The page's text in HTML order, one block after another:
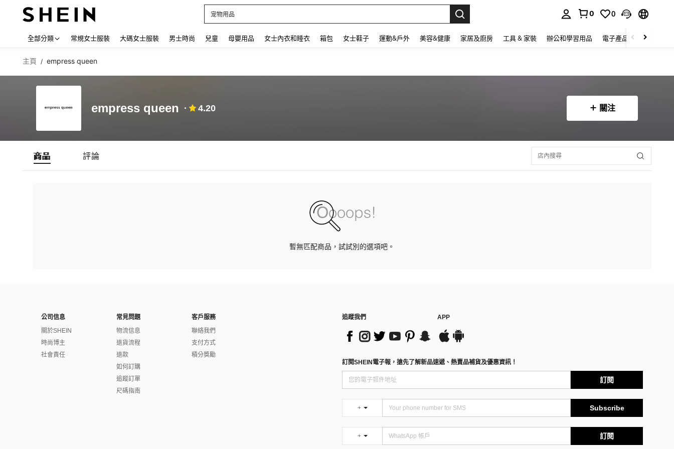
宠物用品
0 0
全部分類 常規女士服裝 大碼女士服裝 男士時尚 兒童 母嬰用品 女士內衣和睡衣 箱包 女士鞋子 運動&戶外 美容&健康 家居及廚房 工具 & 家裝 辦公和學習用品 電子產品 玩具
主頁 / empress queen
empress queen 4.20 關注
商品 評論
暫無匹配商品，試試別的選項吧。
公司信息
關於SHEIN
時尚博主
社會責任
常見問題
物流信息
退貨流程
退款
如何訂購
追蹤訂單
尺碼指南
客戶服務
聯絡我們
支付方式
積分獎勵
追蹤我們 APP
訂閱SHEIN電子報，搶先了解新品速遞、熱賣品補貨及優惠資訊！
訂閱
+ Subscribe
+ 訂閱